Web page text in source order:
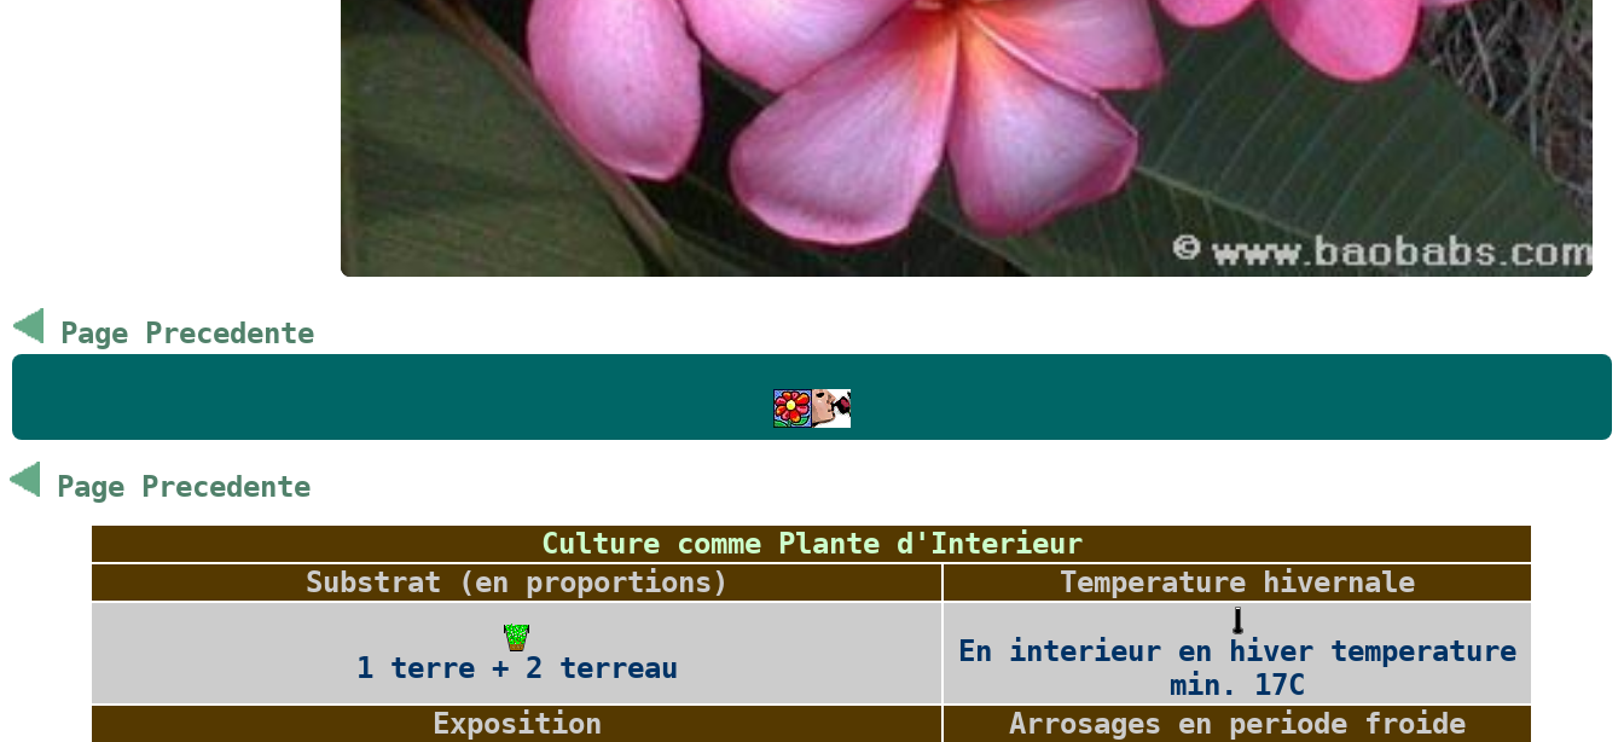
Page Precedente
Page Precedente
Culture comme Plante d'Interieur
Substrat (en proportions)
Temperature hivernale
1 terre + 2 terreau
En interieur en hiver temperature
min. 17C
Exposition
Arrosages en periode froide